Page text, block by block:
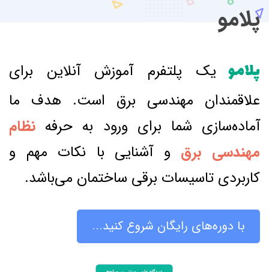
پلامو
پلامو یک پلتفرم آموزش آنلاین برای
علاقمندان مهندسی برق است. هدف ما
آماده‌سازی شما برای ورود به حرفه نظام
مهندسی برق و آشنایی با نکات مهم و
کاربردی تاسیسات برقی ساختمان می‌باشد.
با دوره‌های رایگان شروع کنید...